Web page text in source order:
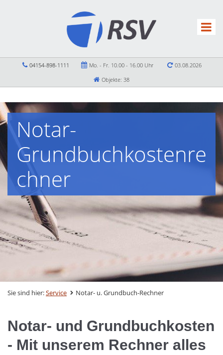
04154-898-1111 Mo. - Fr. 10.00 - 16.00 Uhr
03.08.2026
Objekte: 38
Notar-
Grundbuchkostenre
chner
Sie sind hier:Service Notar- u. Grundbuch-Rechner
Notar- und Grundbuchkosten
- Mit unserem Rechner alles